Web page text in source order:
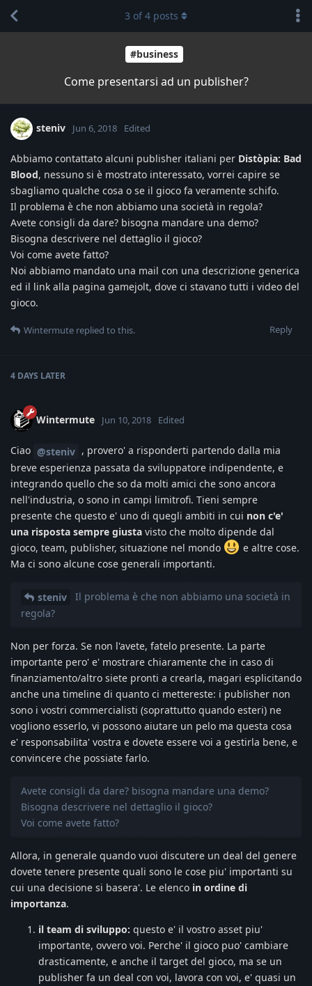
#business
Come presentarsi ad un publisher?
3 of4 posts
steniv Jun 6, 2018 Edited
Abbiamo contattato alcuni publisher italiani per Distòpia: Bad
Blood, nessuno si è mostrato interessato, vorrei capire se
sbagliamo qualche cosa o se il gioco fa veramente schifo.
Il problema è che non abbiamo una società in regola?
Avete consigli da dare? bisogna mandare una demo?
Bisogna descrivere nel dettaglio il gioco?
Voi come avete fatto?
Noi abbiamo mandato una mail con una descrizione generica
ed il link alla pagina gamejolt, dove ci stavano tutti i video del
gioco.
Reply
Wintermute replied to this.
4 DAYS LATER
Wintermute Jun 10, 2018 Edited
Ciao @steniv , provero' a risponderti partendo dalla mia
breve esperienza passata da sviluppatore indipendente, e
integrando quello che so da molti amici che sono ancora
nell'industria, o sono in campi limitrofi. Tieni sempre
presente che questo e' uno di quegli ambiti in cui non c'e'
una risposta sempre giusta visto che molto dipende dal
gioco, team, publisher, situazione nel mondo
e altre cose.
Ma ci sono alcune cose generali importanti.
steniv
Il problema è che non abbiamo una società in
regola?
Non per forza. Se non l'avete, fatelo presente. La parte
importante pero' e' mostrare chiaramente che in caso di
finanziamento/altro siete pronti a crearla, magari esplicitando
anche una timeline di quanto ci mettereste: i publisher non
sono i vostri commercialisti (soprattutto quando esteri) ne
vogliono esserlo, vi possono aiutare un pelo ma questa cosa
e' responsabilita' vostra e dovete essere voi a gestirla bene, e
convincere che possiate farlo.
Avete consigli da dare? bisogna mandare una demo?
Bisogna descrivere nel dettaglio il gioco?
Voi come avete fatto?
Allora, in generale quando vuoi discutere un deal del genere
dovete tenere presente quali sono le cose piu' importanti su
cui una decisione si basera'. Le elenco in ordine di
importanza.
il team di sviluppo: questo e' il vostro asset piu'
importante, ovvero voi. Perche' il gioco puo' cambiare
drasticamente, e anche il target del gioco, ma se un
publisher fa un deal con voi, lavora con voi, e' quasi un